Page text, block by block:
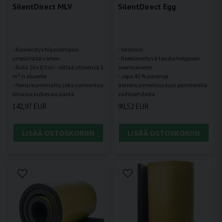
SilentDirect MLV
- Äänieristys hiljaisempaa
ympäristöä varten
- Rulla 10 x 0,5 m – riittää yhteensä 5
m²:n alueelle
- Paksu kumimatto, joka vaimentaa
142,97 EUR
LISÄÄ OSTOSKORIIN
SilentDirect Egg
- Vesitiivis
- Itsekiinnittyvä tausta helppoon
asennukseen
- Jopa 40 % parempi
äänenvaimennus kuin perinteisillä
90,52 EUR
LISÄÄ OSTOSKORIIN